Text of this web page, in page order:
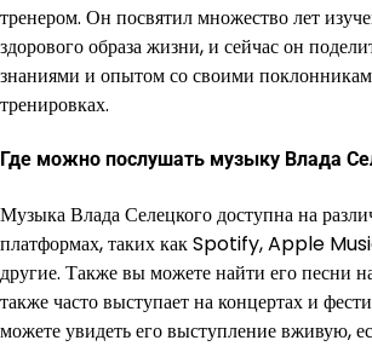
тренером. Он посвятил множество лет
здорового образа жизни, и сейчас он
знаниями и опытом со своими
тренировках.
Где можно послушать музыку Влада
Музыка Влада Селецкого доступна на
платформах, таких как Spotify, Apple
другие. Также вы можете найти его песни
также часто выступает на концертах и
можете увидеть его выступление вживую,